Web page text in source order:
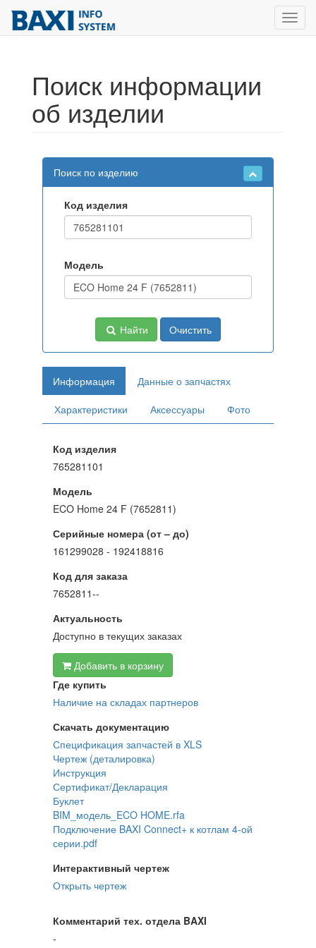
Поиск информации
об изделии
Поиск по изделию
Код изделия
Модель
Найти Очистить
Информация
Данные о запчастях
Характеристики
Аксессуары Фото
Код изделия
765281101
Модель
ECO Home 24 F (7652811)
Серийные номера (от – до)
161299028 - 192418816
Код для заказа
7652811--
Актуальность
Доступно в текущих заказах
Добавить в корзину
Где купить
Наличие на складах партнеров
Скачать документацию
Спецификация запчастей в XLS
Чертеж (деталировка)
Инструкция
Сертификат/Декларация
Буклет
BIM_модель_ECO HOME.rfa
Подключение BAXI Connect+ к котлам 4-ой
серии.pdf
Интерактивный чертеж
Открыть чертеж
Комментарий тех. отдела BAXI
-